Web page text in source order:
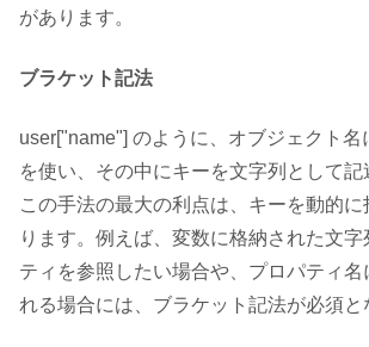
があります。
ブラケット記法
user["name"] のように、オブジェクト名
を使い、その中にキーを文字列として記
この手法の最大の利点は、キーを動的
ります。例えば、変数に格納された文
ティを参照したい場合や、プロパティ名
れる場合には、ブラケット記法が必須と